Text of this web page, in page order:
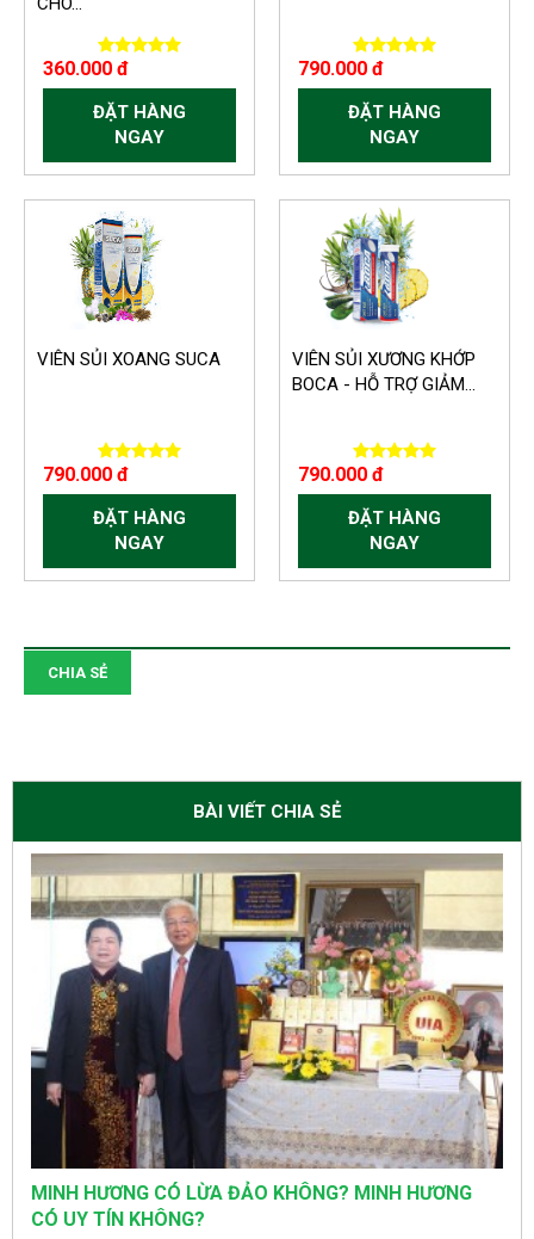
360.000 đ
ĐẶT HÀNG
NGAY
790.000 đ
ĐẶT HÀNG
NGAY
VIÊN SỦI XOANG SUCA
790.000 đ
ĐẶT HÀNG
NGAY
VIÊN SỦI XƯƠNG KHỚP
BOCA - HỖ TRỢ GIẢM...
790.000 đ
ĐẶT HÀNG
NGAY
CHIA SẺ
BÀI VIẾT CHIA SẺ
MINH HƯƠNG CÓ LỪA ĐẢO KHÔNG? MINH HƯƠNG
CÓ UY TÍN KHÔNG?